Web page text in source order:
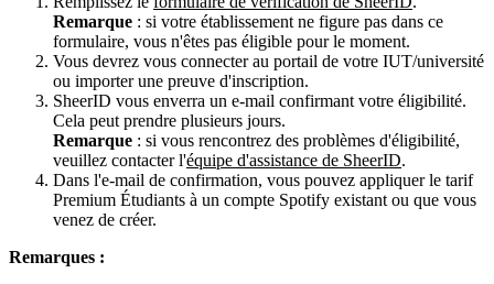
Remarque : si votre établissement ne figure pas dans ce
formulaire, vous n'êtes pas éligible pour le moment.
Vous devrez vous connecter au portail de votre IUT/université
ou importer une preuve d'inscription.
SheerID vous enverra un e-mail confirmant votre éligibilité.
Cela peut prendre plusieurs jours.
Remarque : si vous rencontrez des problèmes d'éligibilité,
veuillez contacter l'équipe d'assistance de SheerID.
Dans l'e-mail de confirmation, vous pouvez appliquer le tarif
Premium Étudiants à un compte Spotify existant ou que vous
venez de créer.
Remarques :